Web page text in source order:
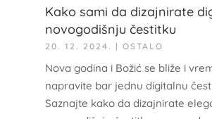
Kako sami da dizajnirate
novogodišnju čestitku
20. 12. 2024. | OSTALO
Nova godina i Božić se bliže i
napravite bar jednu digitalnu
Saznajte kako da dizajnirate